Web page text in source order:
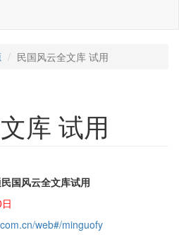
民国风云全文库 试用
库 试用
国风云全文库试用
web#/minguofy